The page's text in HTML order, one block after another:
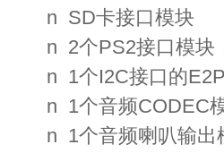
n SD卡接口模块
n 2个PS2接口模块
n 1个I2C接口的
n 1个音频CODEC
n 1个音频喇叭输出